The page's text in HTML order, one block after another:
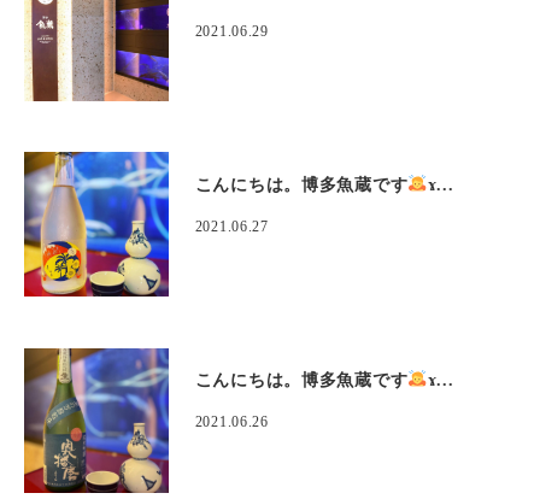
2021.06.29
こんにちは。博多魚蔵です ‍ɤ...
2021.06.27
こんにちは。博多魚蔵です ‍ɤ...
2021.06.26